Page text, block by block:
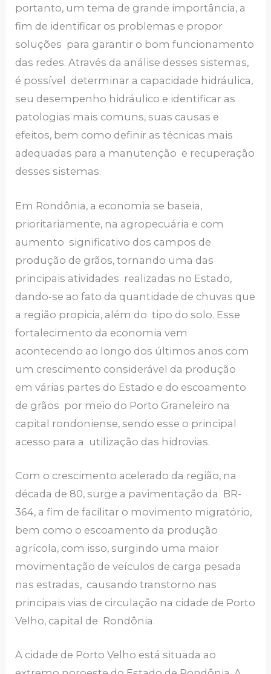
portanto, um tema de grande importância, a
fim de identificar os problemas e propor
soluções para garantir o bom funcionamento
das redes. Através da análise desses sistemas,
é possível determinar a capacidade hidráulica,
seu desempenho hidráulico e identificar as
patologias mais comuns, suas causas e
efeitos, bem como definir as técnicas mais
adequadas para a manutenção e recuperação
desses sistemas.
Em Rondônia, a economia se baseia,
prioritariamente, na agropecuária e com
aumento significativo dos campos de
produção de grãos, tornando uma das
principais atividades realizadas no Estado,
dando-se ao fato da quantidade de chuvas que
a região propicia, além do tipo do solo. Esse
fortalecimento da economia vem
acontecendo ao longo dos últimos anos com
um crescimento considerável da produção
em várias partes do Estado e do escoamento
de grãos por meio do Porto Graneleiro na
capital rondoniense, sendo esse o principal
acesso para a utilização das hidrovias.
Com o crescimento acelerado da região, na
década de 80, surge a pavimentação da BR-
364, a fim de facilitar o movimento migratório,
bem como o escoamento da produção
agrícola, com isso, surgindo uma maior
movimentação de veículos de carga pesada
nas estradas, causando transtorno nas
principais vias de circulação na cidade de Porto
Velho, capital de Rondônia.
A cidade de Porto Velho está situada ao